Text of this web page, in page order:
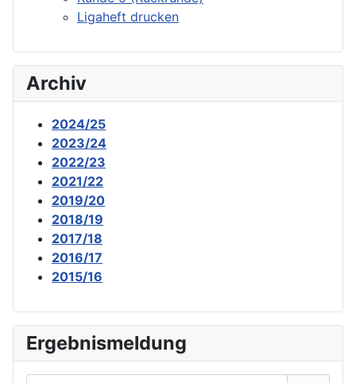
Ligaheft drucken
Archiv
2024/25
2023/24
2022/23
2021/22
2019/20
2018/19
2017/18
2016/17
2015/16
Ergebnismeldung